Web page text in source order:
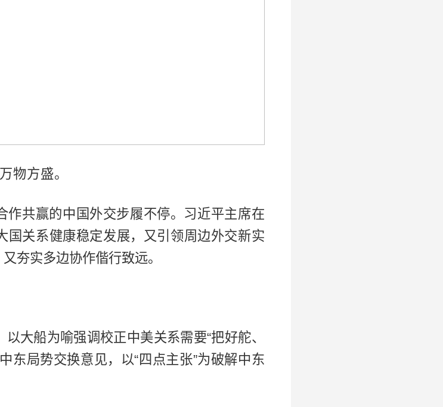
物方盛。
作共赢的中国外交步履不停。习近平主席在
国关系健康稳定发展，又引领周边外交新实
夯实多边协作偕行致远。
大船为喻强调校正中美关系需要“把好舵、
东局势交换意见，以“四点主张”为破解中东